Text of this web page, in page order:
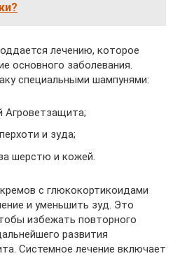
лечению, которое
основного заболевания.
специальными шампунями:
Агроветзащита;
и зуда;
шерстю и кожей.
с глюкокортикоидами
и уменьшить зуд. Это
избежать повторного
развития
Системное лечение включает